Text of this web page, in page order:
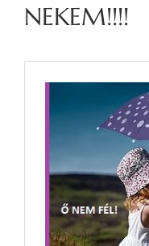
NEKEM!!!!